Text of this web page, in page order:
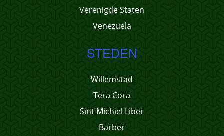
Verenigde Staten
Venezuela
STEDEN
Willemstad
Tera Cora
Sint Michiel Liber
Barber